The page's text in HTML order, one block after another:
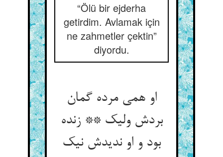
“Ölü bir ejderha
getirdim. Avlamak için
ne zahmetler çektin”
diyordu.
او همی مرده گمان
بردش ولیک ** زنده
بود و او ندیدش نیک